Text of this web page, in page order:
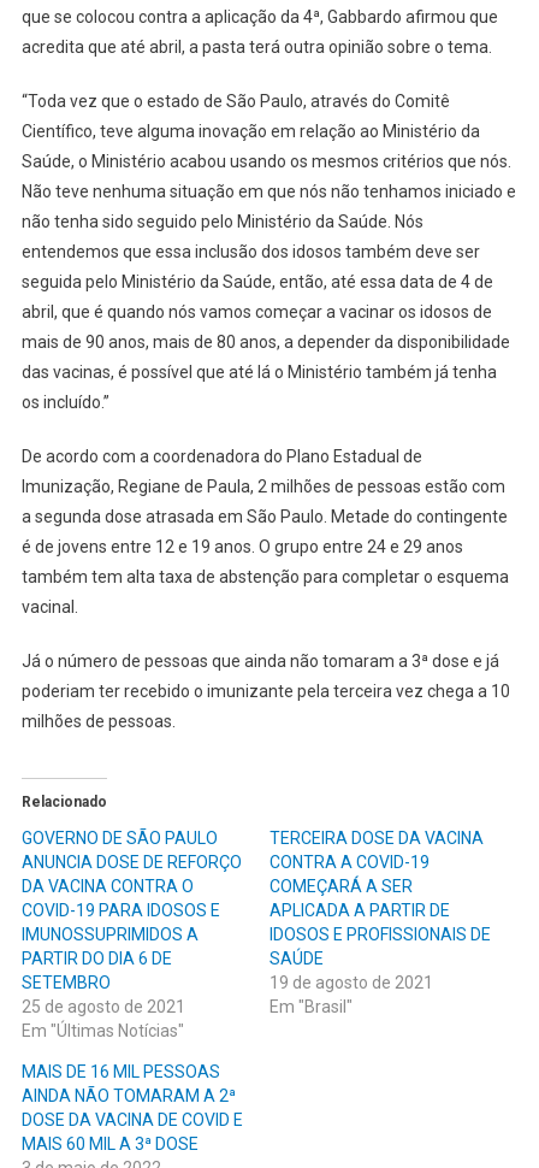
que se colocou contra a aplicação da 4ª, Gabbardo afirmou que
acredita que até abril, a pasta terá outra opinião sobre o tema.
“Toda vez que o estado de São Paulo, através do Comitê
Científico, teve alguma inovação em relação ao Ministério da
Saúde, o Ministério acabou usando os mesmos critérios que nós.
Não teve nenhuma situação em que nós não tenhamos iniciado e
não tenha sido seguido pelo Ministério da Saúde. Nós
entendemos que essa inclusão dos idosos também deve ser
seguida pelo Ministério da Saúde, então, até essa data de 4 de
abril, que é quando nós vamos começar a vacinar os idosos de
mais de 90 anos, mais de 80 anos, a depender da disponibilidade
das vacinas, é possível que até lá o Ministério também já tenha
os incluído.”
De acordo com a coordenadora do Plano Estadual de
Imunização, Regiane de Paula, 2 milhões de pessoas estão com
a segunda dose atrasada em São Paulo. Metade do contingente
é de jovens entre 12 e 19 anos. O grupo entre 24 e 29 anos
também tem alta taxa de abstenção para completar o esquema
vacinal.
Já o número de pessoas que ainda não tomaram a 3ª dose e já
poderiam ter recebido o imunizante pela terceira vez chega a 10
milhões de pessoas.
Relacionado
GOVERNO DE SÃO PAULO
ANUNCIA DOSE DE REFORÇO
DA VACINA CONTRA O
COVID-19 PARA IDOSOS E
IMUNOSSUPRIMIDOS A
PARTIR DO DIA 6 DE
SETEMBRO
25 de agosto de 2021
Em "Últimas Notícias"
TERCEIRA DOSE DA VACINA
CONTRA A COVID-19
COMEÇARÁ A SER
APLICADA A PARTIR DE
IDOSOS E PROFISSIONAIS DE
SAÚDE
19 de agosto de 2021
Em "Brasil"
MAIS DE 16 MIL PESSOAS
AINDA NÃO TOMARAM A 2ª
DOSE DA VACINA DE COVID E
MAIS 60 MIL A 3ª DOSE